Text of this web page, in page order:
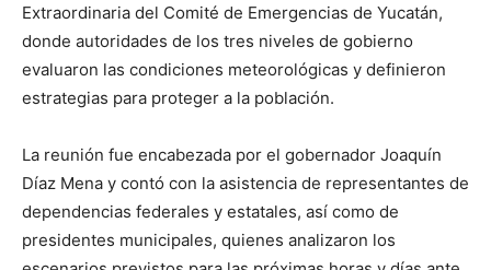
Extraordinaria del Comité de Emergencias de Yucatán,
donde autoridades de los tres niveles de gobierno
evaluaron las condiciones meteorológicas y definieron
estrategias para proteger a la población.
La reunión fue encabezada por el gobernador Joaquín
Díaz Mena y contó con la asistencia de representantes de
dependencias federales y estatales, así como de
presidentes municipales, quienes analizaron los